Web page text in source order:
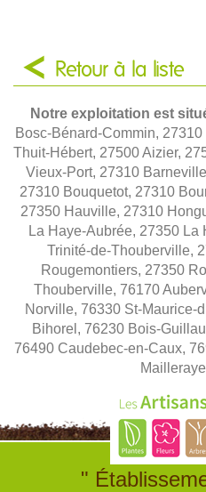
Retour à la liste
Notre exploitation est
Bosc-Bénard-Commin,
Thuit-Hébert, 27500 Aizier,
Vieux-Port, 27310
27310 Bouquetot, 27310
27350 Hauville, 27310
La Haye-Aubrée, 27350 La
Trinité-de-Thouberville,
Rougemontiers, 27350
Thouberville, 76170
Norville, 76330 St-Maurice-
Bihorel, 76230 Bois-
76490 Caudebec-en-Caux,
"